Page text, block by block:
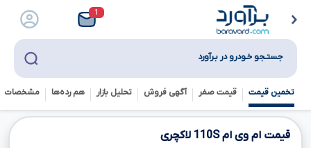
1
جستـجو خـودرو در بـرآورد
تخمین قیمت قیمت صفر آگهی فروش تحلیل بازار هم رده‌ها‌ مشخصات
قیمت ام وی ام110S لاکچری